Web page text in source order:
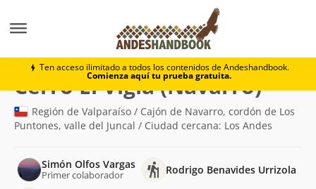
Ten acceso ilimitado a todos los contenidos de Andeshandbook.
Comienza aquí tu prueba gratuita.
Cerro El Vigía (Navarro)
Cerro El Vigía (Navarro)
Región de Valparaíso / Cajón de Navarro, cordón de Los
Puntones, valle del Juncal / Ciudad cercana: Los Andes
Simón Olfos Vargas
Primer colaborador Rodrigo Benavides Urrizola